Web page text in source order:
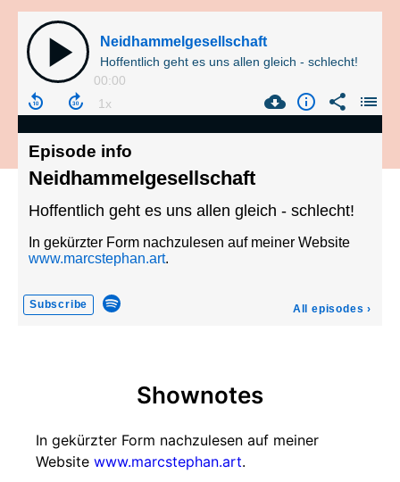
Neidhammelgesellschaft
Hoffentlich geht es uns allen gleich - schlecht!
00:00
Episode info
Neidhammelgesellschaft
Hoffentlich geht es uns allen gleich - schlecht!
In gekürzter Form nachzulesen auf meiner Website
www.marcstephan.art.
Subscribe All episodes ›
Shownotes
In gekürzter Form nachzulesen auf meiner
Website www.marcstephan.art.